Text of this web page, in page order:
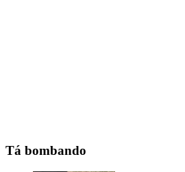
Tá bombando